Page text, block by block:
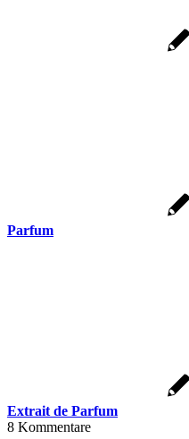
Parfum
Extrait de Parfum
8 Kommentare